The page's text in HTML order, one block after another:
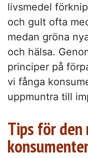
livsmedel
och gult ofta
medan gröna
och hälsa.
principer på
vi fånga
uppmuntra till
Tips för den